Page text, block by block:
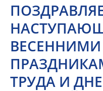
ВЕСЕННИМИ
ТРУДА И